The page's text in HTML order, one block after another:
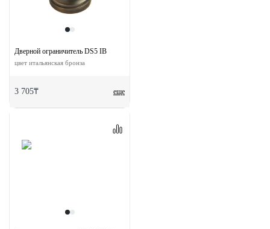
еще
Дверной ограничитель DS5 IB
цвет итальянская бронза
3 705₸